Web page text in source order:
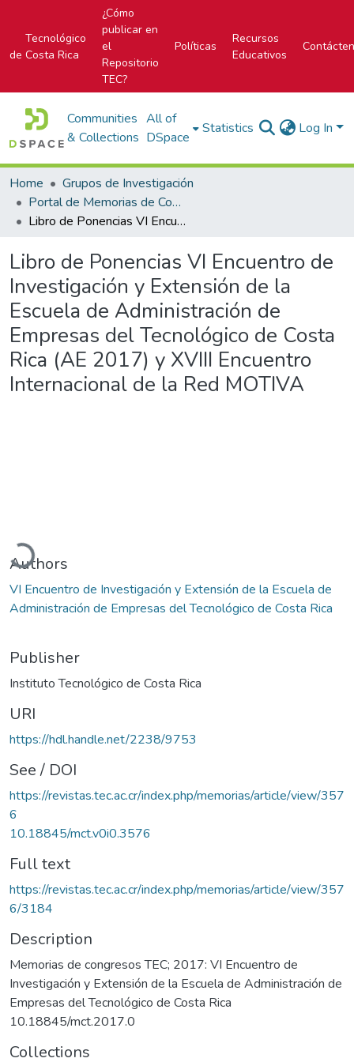
Tecnológico
de Costa Rica
¿Cómo
publicar en
el
Repositorio
TEC?
Políticas
Recursos
Educativos
Communities
& Collections
All of
DSpace
Statistics Log In
Home
Grupos de Investigación
Portal de Memorias de Congresos
Libro de Ponencias VI Encuentro de Investigación y Extensión de la Escuela de Administración de Empresas del Tecnológico de Costa Rica (AE 2017) y XVIII Encuentro Internacional de la Red MOTIVA
Libro de Ponencias VI Encuentro de
Investigación y Extensión de la
Escuela de Administración de
Empresas del Tecnológico de Costa
Rica (AE 2017) y XVIII Encuentro
Internacional de la Red MOTIVA
Authors
VI Encuentro de Investigación y Extensión de la Escuela de
Administración de Empresas del Tecnológico de Costa Rica
Publisher
Instituto Tecnológico de Costa Rica
URI
https://hdl.handle.net/2238/9753
See / DOI
https://revistas.tec.ac.cr/index.php/memorias/article/view/357
6
10.18845/mct.v0i0.3576
Full text
https://revistas.tec.ac.cr/index.php/memorias/article/view/357
6/3184
Description
Memorias de congresos TEC; 2017: VI Encuentro de
Investigación y Extensión de la Escuela de Administración de
Empresas del Tecnológico de Costa Rica
10.18845/mct.2017.0
Collections